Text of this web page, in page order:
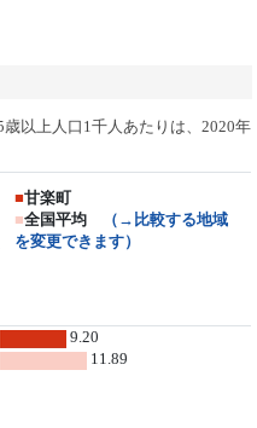
以上人口1千人あたりは、2020年
■甘楽町
■全国平均
（→比較する地域
を変更できます）
9.20
11.89